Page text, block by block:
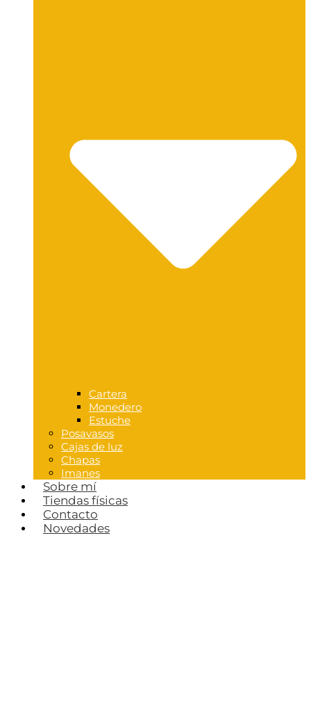
Cartera
Monedero
Estuche
Posavasos
Cajas de luz
Chapas
Imanes
Sobre mí
Tiendas físicas
Contacto
Novedades